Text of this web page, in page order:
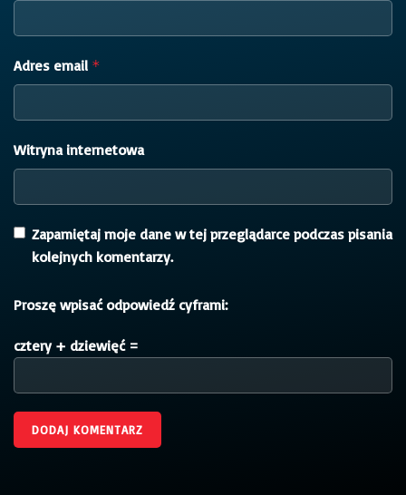
Adres email *
Witryna internetowa
Zapamiętaj moje dane w tej przeglądarce podczas pisania
kolejnych komentarzy.
Proszę wpisać odpowiedź cyframi:
cztery + dziewięć =